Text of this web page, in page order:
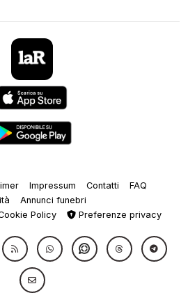
Impressum Contatti
FAQ
Annunci funebri
Policy Preferenze privacy